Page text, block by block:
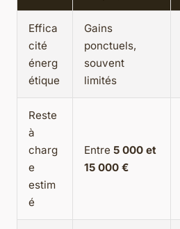
Effica
cité
énerg
étique
Gains
ponctuels,
souvent
limités
Reste
à
charg
e
estim
é
Entre 5 000 et
15 000 €